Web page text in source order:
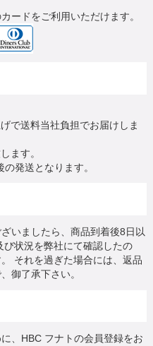
ードをご利用いただけます。
で送料当社負担でお届けしま
ます。
発送となります。
いましたら、商品到着後8日以
状況を弊社にて確認したの
それを過ぎた場合には、返品
御了承下さい。
、HBC フナトの会員登録をお